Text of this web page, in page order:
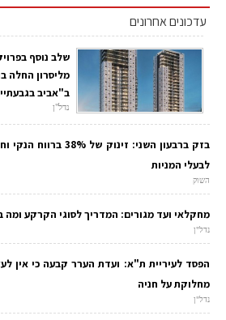
עדכונים אחרונים
שלב נוסף
מליסרון החלה
ב"אביב
נדל"ן
לבעלי המניות
השוק
מחקלאי ועד מגורים: המדריך לסוגי הקרקע
נדל"ן
הפסד לעיריית ת"א: ועדת הערר קבעה כי אין
מחלוקת על חניה
נדל"ן